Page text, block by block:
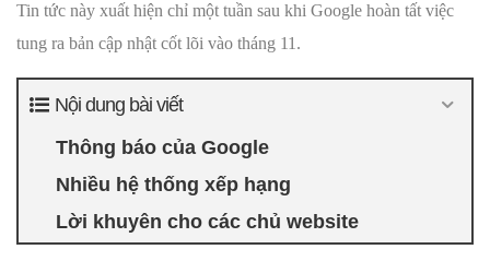
Tin tức này xuất hiện chỉ một tuần sau khi Google hoàn tất việc
tung ra bản cập nhật cốt lõi vào tháng 11.
Nội dung bài viết
Thông báo của Google
Nhiều hệ thống xếp hạng
Lời khuyên cho các chủ website